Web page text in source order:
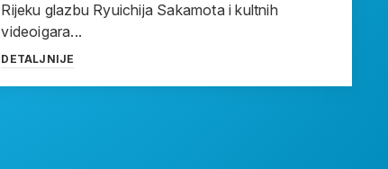
Rijeku glazbu Ryuichija Sakamota i kultnih
videoigara...
DETALJNIJE